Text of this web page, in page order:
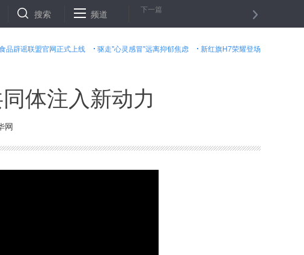
带娃心得 消灭童星骗局重在责任追究 就是要让群众监督“厉害”起来
搜索 频道 下一篇
品辟谣联盟官网正式上线 驱走"心灵感冒"远离抑郁焦虑 新红旗H7荣耀登场
体注入新动力
网